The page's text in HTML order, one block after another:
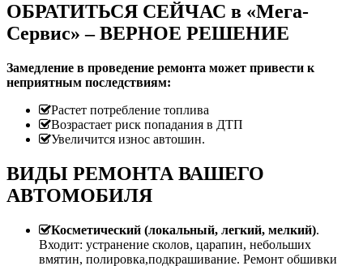
ОБРАТИТЬСЯ СЕЙЧАС в «Мега-
Сервис» – ВЕРНОЕ РЕШЕНИЕ
Замедление в проведение ремонта может привести к
неприятным последствиям:
Растет потребление топлива
Возрастает риск попадания в ДТП
Увеличится износ автошин.
ВИДЫ РЕМОНТА ВАШЕГО
АВТОМОБИЛЯ
Косметический (локальный, легкий, мелкий).
Входит: устранение сколов, царапин, небольших
вмятин, полировка,подкрашивание. Ремонт обшивки